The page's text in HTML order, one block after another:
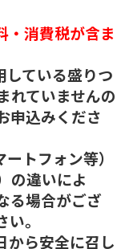
・消費税が含ま
している盛りつ
れていませんの
申込みくださ
トフォン等）
の違いによ
る場合がござ
。
から安全に召し